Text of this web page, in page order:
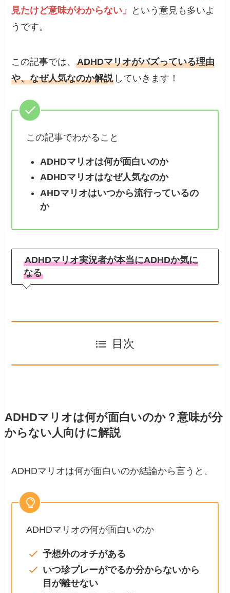
見たけど意味がわからない」
という意見も多いよ
うです。
この記事では、ADHDマリオがバズっている理由
や、なぜ人気なのか解説 していきます！
この記事でわかること
ADHDマリオは何が面白いのか
ADHDマリオはなぜ人気なのか
AHDマリオはいつから流行っているの
か
ADHDマリオ実況者が本当にADHDか気に
なる
目次
ADHDマリオは何が面白いのか？意味が分
からない人向けに解説
ADHDマリオは何が面白いのか結論から言うと、
ADHDマリオの何が面白いのか
予想外のオチがある
いつ珍プレーがでるか分からないから
目が離せない